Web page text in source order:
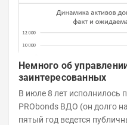
Немного об
заинтересованных
В июле 8 лет исполнилось
PRObonds ВДО (он долго
пятый год ведется